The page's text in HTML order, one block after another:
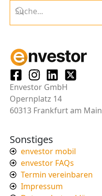
Envestor GmbH
Opernplatz 14
60313 Frankfurt am Main
Sonstiges
envestor mobil
envestor FAQs
Termin vereinbaren
Impressum